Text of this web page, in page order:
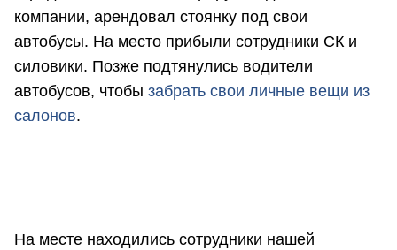
компании, арендовал стоянку под свои
автобусы. На место прибыли сотрудники СК и
силовики. Позже подтянулись водители
автобусов, чтобы забрать свои личные вещи из
салонов.
На месте находились сотрудники нашей